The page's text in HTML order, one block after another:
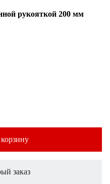
рукояткой 200 мм
заказ